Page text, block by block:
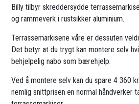
Billy tilbyr skreddersydde
og rammeverk i rustsikker aluminium.
Terrassemarkisene våre er dessuten
Det betyr at du trygt kan montere selv
behjelpelig nabo som bærehjelp.
Ved å montere selv kan du spare 4 360
nemlig snittprisen en normal håndverker